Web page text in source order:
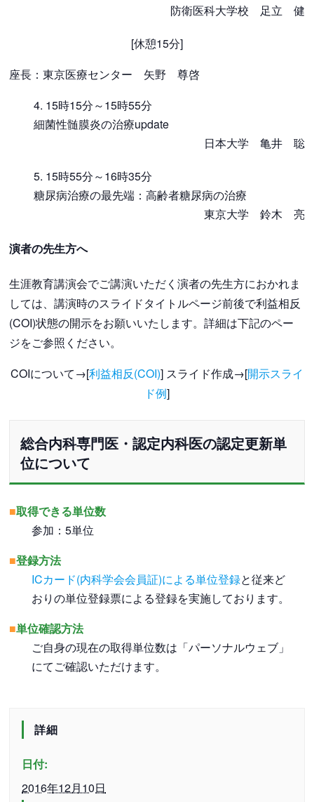
防衛医科大学校 足立 健
[休憩15分]
座長：東京医療センター 矢野 尊啓
15時15分～15時55分
細菌性髄膜炎の治療update
日本大学 亀井 聡
15時55分～16時35分
糖尿病治療の最先端：高齢者糖尿病の治療
東京大学 鈴木 亮
演者の先生方へ
生涯教育講演会でご講演いただく演者の先生方におかれま
しては、講演時のスライドタイトルページ前後で利益相反
(COI)状態の開示をお願いいたします。詳細は下記のペー
ジをご参照ください。
COIについて→[利益相反(COI)] スライド作成→[開示スライ
ド例]
総合内科専門医・認定内科医の認定更新単
位について
■取得できる単位数
参加：5単位
■登録方法
ICカード(内科学会会員証)による単位登録と従来ど
おりの単位登録票による登録を実施しております。
■単位確認方法
ご自身の現在の取得単位数は「パーソナルウェブ」
にてご確認いただけます。
詳細
日付:
2016年12月10日